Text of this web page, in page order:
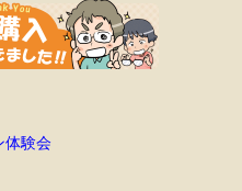
体験会